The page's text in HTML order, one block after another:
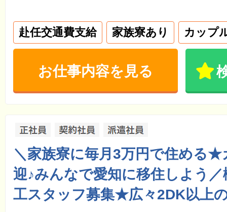
赴任交通費支給 家族寮あり カップ
お仕事内容を見る
＼家族寮に毎月3万円で住める★
迎♪みんなで愛知に移住しよう
工スタッフ募集★広々2DK以上